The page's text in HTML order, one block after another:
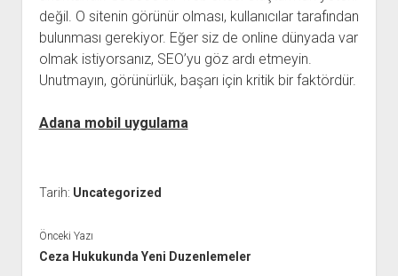
değil. O sitenin görünür olması, kullanıcılar tarafından
bulunması gerekiyor. Eğer siz de online dünyada var
olmak istiyorsanız, SEO’yu göz ardı etmeyin.
Unutmayın, görünürlük, başarı için kritik bir faktördür.
Adana mobil uygulama
Tarih: Uncategorized
Önceki Yazı
Ceza Hukukunda Yeni Duzenlemeler